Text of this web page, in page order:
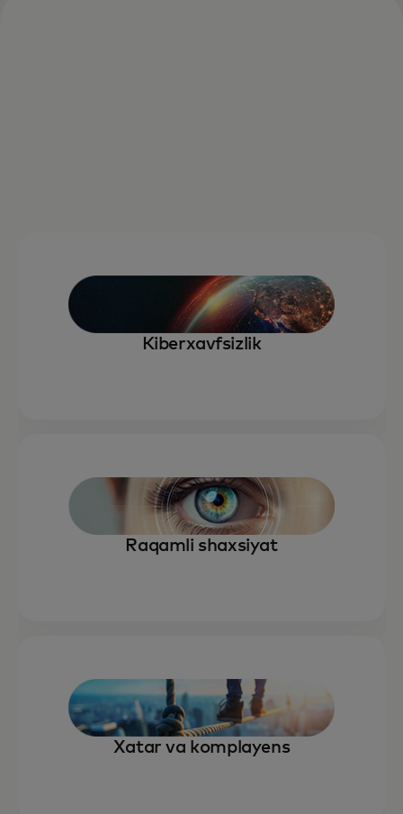
Kiberxavfsizlik
Raqamli shaxsiyat
Xatar va komplayens